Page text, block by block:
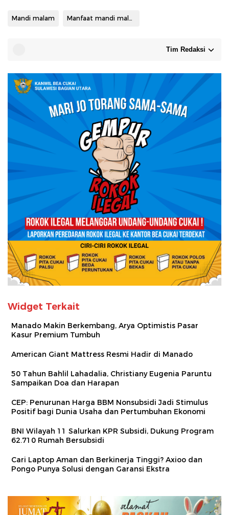
Mandi malam Manfaat mandi malam
Tim Redaksi
Widget Terkait
Manado Makin Berkembang, Arya Optimistis Pasar
Kasur Premium Tumbuh
American Giant Mattress Resmi Hadir di Manado
50 Tahun Bahlil Lahadalia, Christiany Eugenia Paruntu
Sampaikan Doa dan Harapan
CEP: Penurunan Harga BBM Nonsubsidi Jadi Stimulus
Positif bagi Dunia Usaha dan Pertumbuhan Ekonomi
BNI Wilayah 11 Salurkan KPR Subsidi, Dukung Program
62.710 Rumah Bersubsidi
Cari Laptop Aman dan Berkinerja Tinggi? Axioo dan
Pongo Punya Solusi dengan Garansi Ekstra